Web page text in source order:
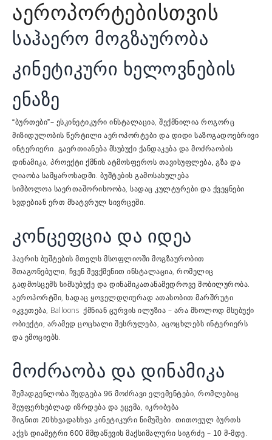
აეროპორტებისთვის
საჰაერო მოგზაურობა
კინეტიკური ხელოვნების
ენაზე
“ბურთები”– ეს კინეტიკური ინსტალაცია, შექმნილია როგორც
მიზიდულობის წერტილი აეროპორტები და დიდი საზოგადოებრივი
ინტერიერი. გაერთიანება მსუბუქი ქანდაკება და მოძრაობის
დინამიკა, პროექტი ქმნის ატმოსფეროს თავისუფლება, გზა და
ღიაობა სამყაროსადმი. ბუშტების გამოსახულება
სიმბოლოა საერთაშორისოობა, სადაც კულტურები და ქვეყნები
ხვდებიან ერთ მხატვრულ სივრცეში.
კონცეფცია და იდეა
ჰაერის ბუშტების მთელს მსოფლიოში მოგზაურობით
შთაგონებული, ჩვენ შევქმენით ინსტალაცია, რომელიც
გადმოსცემს სიმსუბუქე და დინამიკათანამედროვე მობილურობა.
აეროპორტში, სადაც ყოველდღიურად ათასობით მარშრუტი
იკვეთება, Balloons ქმნიან ცურვის ილუზია – არა მხოლოდ მსუბუქი
ობიექტი, არამედ ცოცხალი შესრულება, აცოცხლებს ინტერიერს
და ემოციებს.
მოძრაობა და დინამიკა
შემადგენლობა შედგება 96 მოძრავი ელემენტები, რომლებიც
შეუფერხებლად იზრდება და ეცემა, იკრიბება
შიგნით 20სხვადასხვა კინეტიკური ნიმუშები. თითოეულ ბურთს
აქვს დიამეტრი 600 მმდაწევის მაქსიმალური სიგრძე – 10 მ-მდე.